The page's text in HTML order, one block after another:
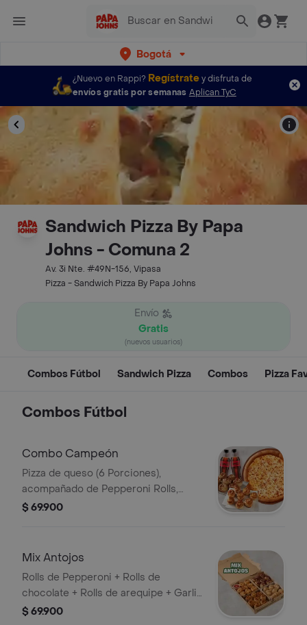
Bogotá
¿Nuevo en Rappi? Regístratey disfruta de
envíos gratis por semanas Aplican TyC
Sandwich Pizza By Papa
Johns - Comuna 2
Av. 3i Nte. #49N-156, Vipasa
Pizza - Sandwich Pizza By Papa Johns
Envío
Gratis
(nuevos usuarios)
Combos Fútbol Sandwich Pizza Combos Pizza
Combos Fútbol
Combo Campeón
Pizza de queso (6 Porciones),
acompañado de Pepperoni Rolls,
arequipe rolls y 2 Coca Cola (400ML).
$ 69.900
Mix Antojos
Rolls de Pepperoni + Rolls de
chocolate + Rolls de arequipe + Garlic
knots (8 de cada uno).
$ 69.900